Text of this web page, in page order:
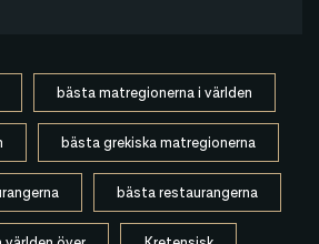
bästa matregionerna i världen
bästa grekiska matregionerna
bästa restaurangerna